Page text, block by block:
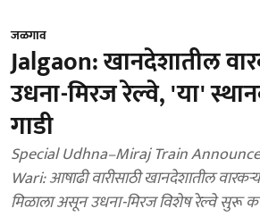
जळगाव
Jalgaon: खानदेशातील
उधना-मिरज रेल्वे, 'या'
गाडी
Special Udhna–Miraj Train
Wari: आषाढी वारीसाठी खानदेशातील
मिळाला असून उधना-मिरज विशेष रेल्वे सुरू